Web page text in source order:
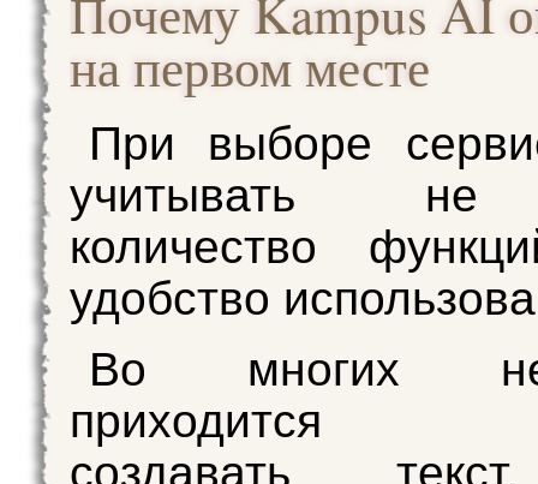
Почему Kampus AI
на первом месте
При выборе
учитывать не
количество
удобство
Во многих
приходится
создавать